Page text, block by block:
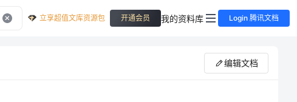
立享超值文库资源包 开通会员 我的资料库 Login 腾讯文档
编辑文档